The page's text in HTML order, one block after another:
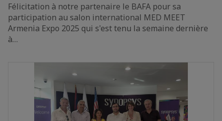
Félicitation à notre partenaire le BAFA pour sa
participation au salon international MED MEET
Armenia Expo 2025 qui s'est tenu la semaine dernière
à…